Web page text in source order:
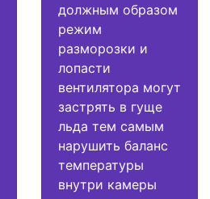
должным образом
режим
разморозки и
лопасти
вентилятора могут
застрять в гуще
льда тем самым
нарушить баланс
температуры
внутри камеры